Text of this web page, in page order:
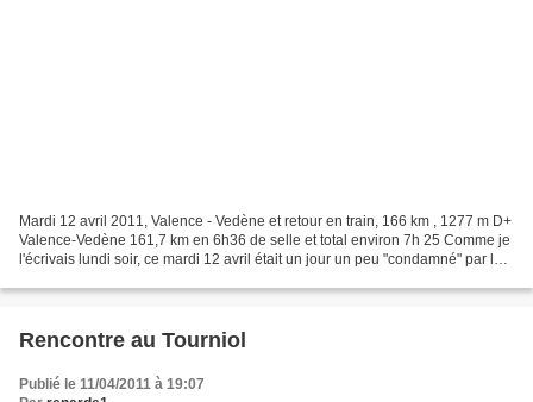
Mardi 12 avril 2011, Valence - Vedène et retour en train, 166 km , 1277 m D+
Valence-Vedène 161,7 km en 6h36 de selle et total environ 7h 25 Comme je
l'écrivais lundi soir, ce mardi 12 avril était un jour un peu "condamné" par la
Rencontre au Tourniol
Publié le 11/04/2011 à 19:07